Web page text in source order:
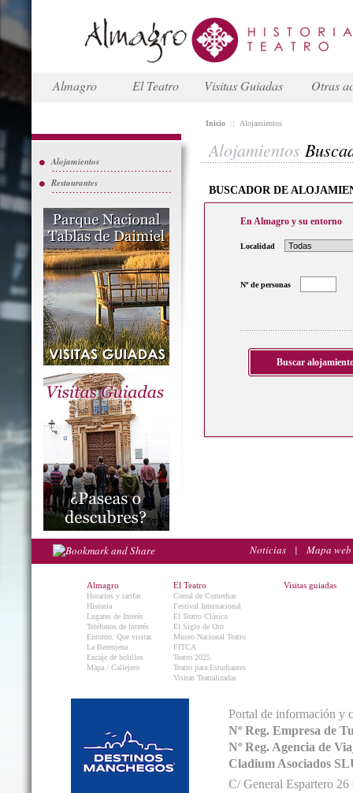
Almagro El Teatro Visitas Guiadas Otras
Alojamientos
Restaurantes
Inicio :: Alojamientos
Alojamientos
BUSCADOR DE
En Almagro y su entorno
Localidad
Nº de personas
Noticias | Mapa web
Almagro
Horarios y tarifas
Historia
Lugares de Interés
Teléfonos de interés
Entorno. Que visitar.
La Berenjena
Encaje de bolillos
Mapa / Callejero
El Teatro
Corral de Comedias
Festival Internacional
El Teatro Clásico
El Siglo de Oro
Museo Nacional Teatro
FITCA
Teatro 2025
Teatro para Estudiantes
Visitas Teatralizadas
Visitas guiadas
Portal de información y
Nº Reg. Empresa de
Nº Reg. Agencia de
Cladium Asociados
C/ General Espartero